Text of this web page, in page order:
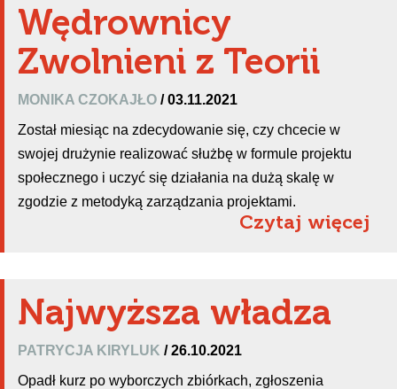
zacząć od czegoś prostszego. Myśleliście o Jamboree?
Wędrownicy
Zwolnieni z Teorii
MONIKA CZOKAJŁO / 03.11.2021
Został miesiąc na zdecydowanie się, czy chcecie w
swojej drużynie realizować służbę w formule projektu
społecznego i uczyć się działania na dużą skalę w
zgodzie z metodyką zarządzania projektami.
Czytaj więcej
Najwyższa władza
PATRYCJA KIRYLUK / 26.10.2021
Opadł kurz po wyborczych zbiórkach, zgłoszenia